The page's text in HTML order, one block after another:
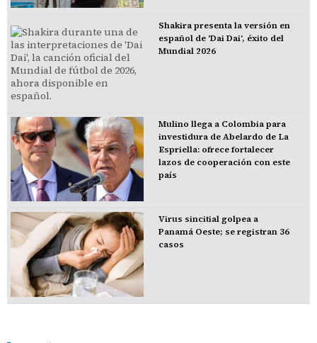
Shakira presenta la versión en
español de 'Dai Dai', éxito del
Mundial 2026
Mulino llega a Colombia para
investidura de Abelardo de La
Espriella: ofrece fortalecer
lazos de cooperación con este
país
Virus sincitial golpea a
Panamá Oeste; se registran 36
casos